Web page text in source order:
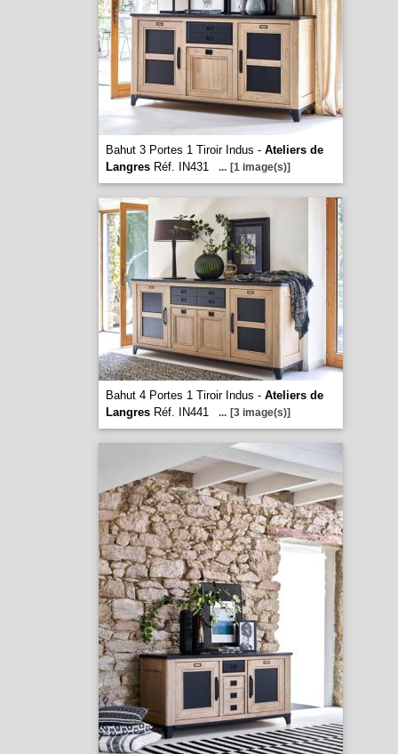
Bahut 3 Portes 1 Tiroir Indus - Ateliers de
LangresRéf. IN431 ... [1 image(s)]
Bahut 4 Portes 1 Tiroir Indus - Ateliers de
LangresRéf. IN441 ... [3 image(s)]